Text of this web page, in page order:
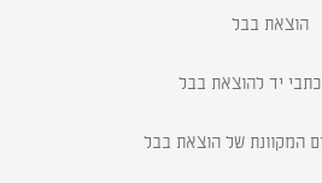
הוצאת בבל
יד להוצאת בבל
המקוונת של הוצאת בבל